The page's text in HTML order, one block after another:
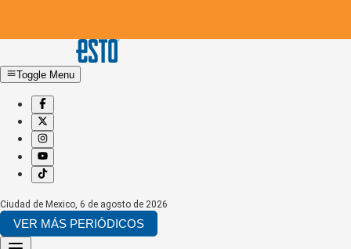
Toggle Menu
Ciudad de Mexico, 6 de agosto de 2026
VER MÁS PERIÓDICOS